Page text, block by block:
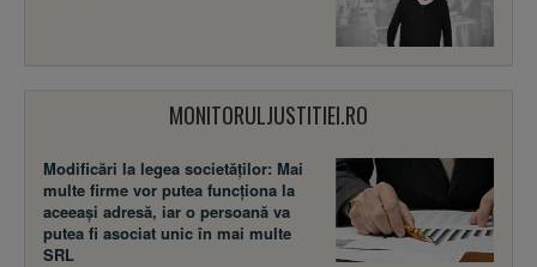
MONITORULJUSTITIEI.RO
Modificări la legea societăţilor: Mai
multe firme vor putea funcţiona la
aceeaşi adresă, iar o persoană va
putea fi asociat unic în mai multe
SRL